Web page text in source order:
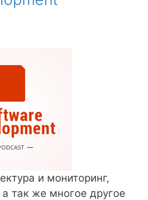
и мониторинг,
так же многое другое